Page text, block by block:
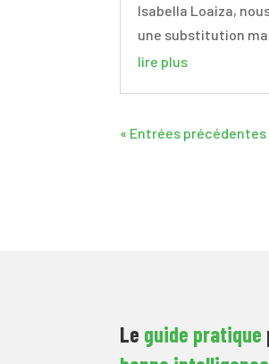
Isabella Loaiza,
une substitution
lire plus
« Entrées précédentes
Le guide pratique